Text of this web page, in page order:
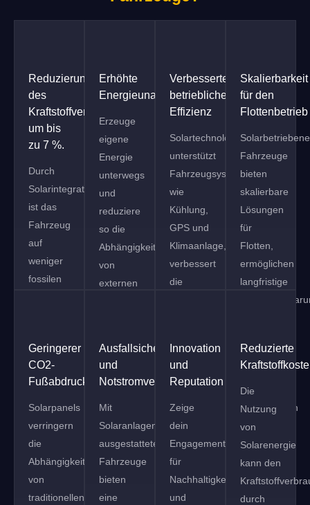
Reduzierung
des
Kraftstoffverbrauchs
um bis
zu 7 %.
Durch
Solarintegration
ist das
Fahrzeug
auf
weniger
fossilen
Laufe
der Zeit
zu
erheblichen
Einsparungen
führt.
Erhöhte
Energieunabhängigkeit
Erzeuge
eigene
Energie
unterwegs
und
reduziere
so die
Abhängigkeit
von
externen
Verbesserte
betriebliche
Effizienz
Solartechnologie
unterstützt
Fahrzeugsysteme
wie
Kühlung,
GPS und
Klimaanlage,
verbessert
die
Leerlaufzeiten.
Skalierbarkeit
für den
Flottenbetrieb
Solarbetriebene
Fahrzeuge
bieten
skalierbare
Lösungen
für
Flotten,
ermöglichen
langfristige
zur
Erreichung
von
Umweltzielen
bei.
Geringerer
CO2-
Fußabdruck
Solarpanels
verringern
die
Abhängigkeit
von
traditionellen
Ausfallsicherheit
und
Notstromversorgung
Mit
Solaranlagen
ausgestattete
Fahrzeuge
bieten
eine
Innovation
und
Reputation
Zeige
dein
Engagement
für
Nachhaltigkeit
und
Reduzierte
Die
Nutzung
von
Solarenergie
kann den
durch